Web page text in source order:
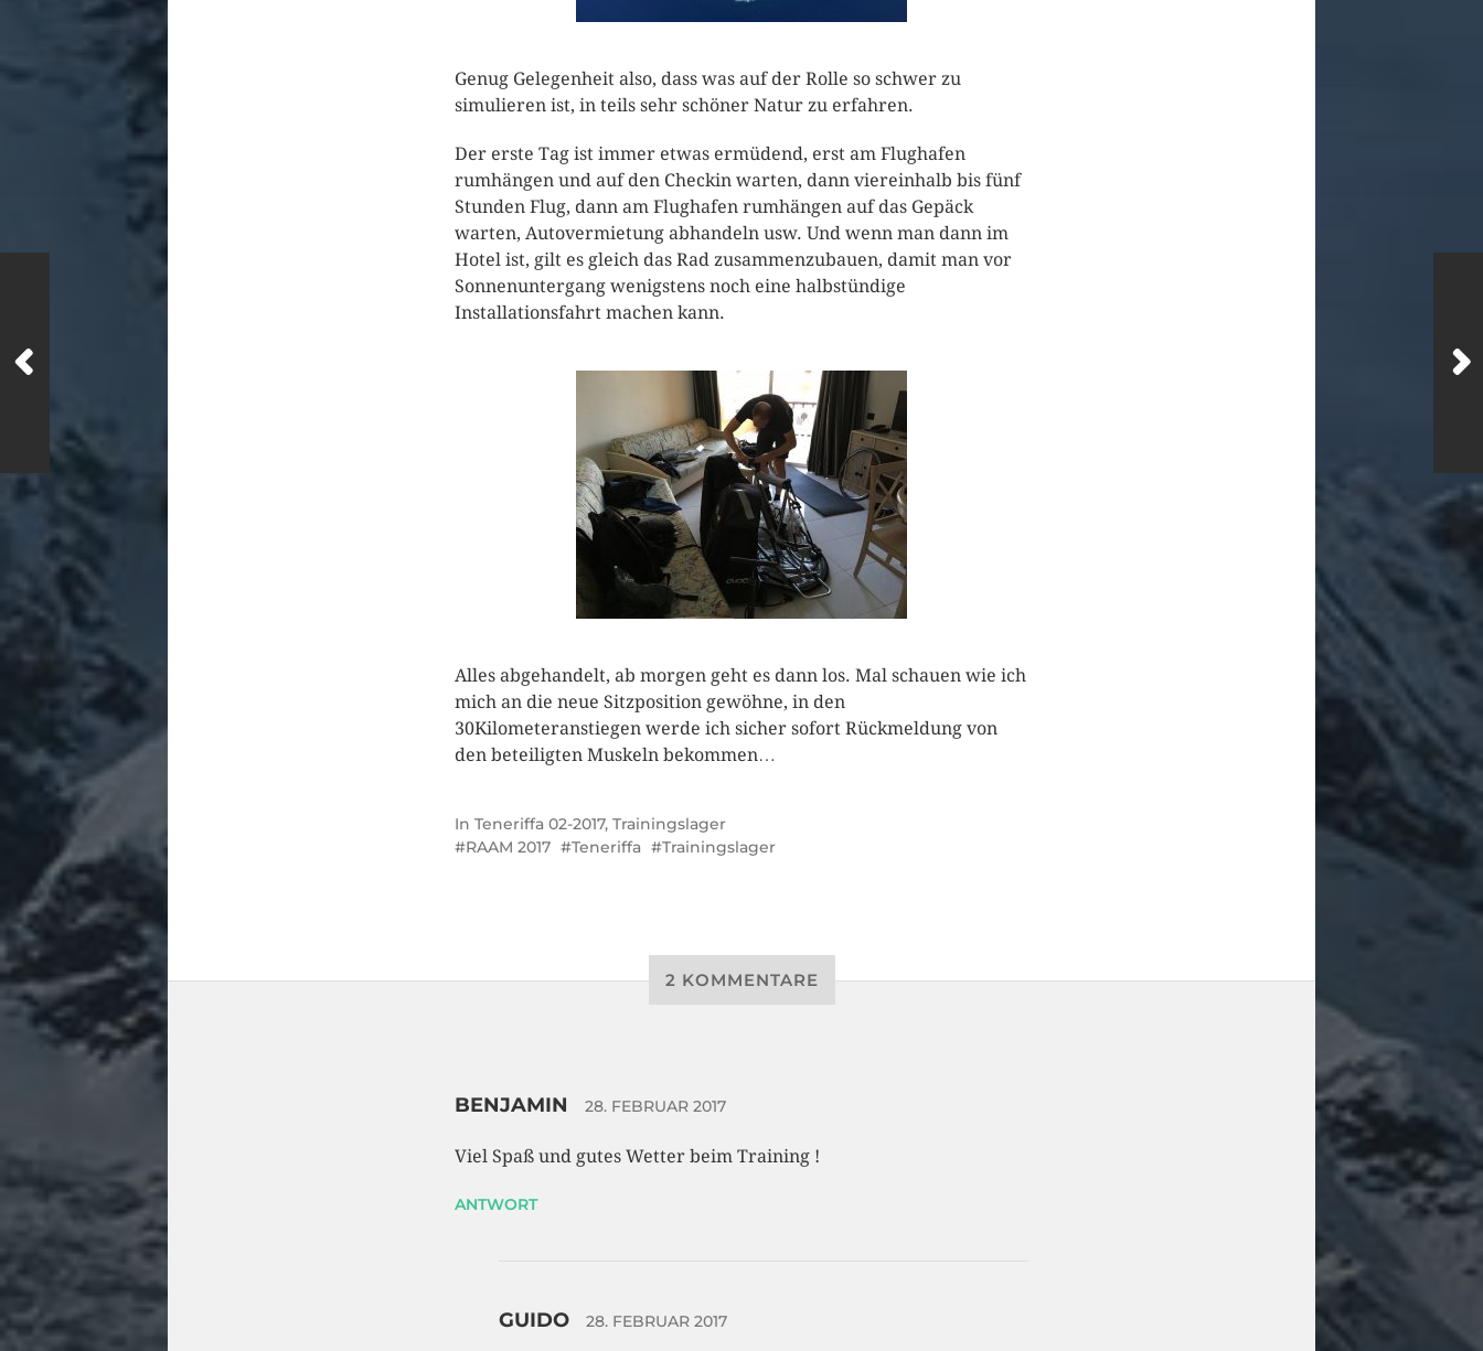
Genug Gelegenheit also, dass was auf der Rolle so schwer zu
simulieren ist, in teils sehr schöner Natur zu erfahren.
Der erste Tag ist immer etwas ermüdend, erst am Flughafen
rumhängen und auf den Checkin warten, dann viereinhalb bis fünf
Stunden Flug, dann am Flughafen rumhängen auf das Gepäck
warten, Autovermietung abhandeln usw. Und wenn man dann im
Hotel ist, gilt es gleich das Rad zusammenzubauen, damit man vor
Sonnenuntergang wenigstens noch eine halbstündige
Installationsfahrt machen kann.
Alles abgehandelt, ab morgen geht es dann los. Mal schauen wie ich
mich an die neue Sitzposition gewöhne, in den
30Kilometeranstiegen werde ich sicher sofort Rückmeldung von
den beteiligten Muskeln bekommen…
In Teneriffa 02-2017, Trainingslager
RAAM 2017
Teneriffa Trainingslager
2 KOMMENTARE
BENJAMIN 28. FEBRUAR 2017
Viel Spaß und gutes Wetter beim Training !
ANTWORT
GUIDO 28. FEBRUAR 2017